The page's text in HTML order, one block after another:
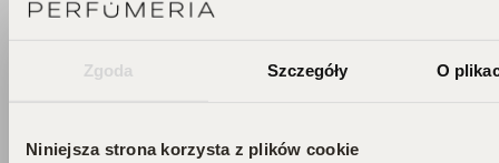
Zgoda Szczegóły O
Niniejsza strona korzysta z plików cookie
wysyłając skan oświadczenia na adres
Sprzedający niezwłocznie przesyła
Oświadczenie o odstąpieniu od umowy